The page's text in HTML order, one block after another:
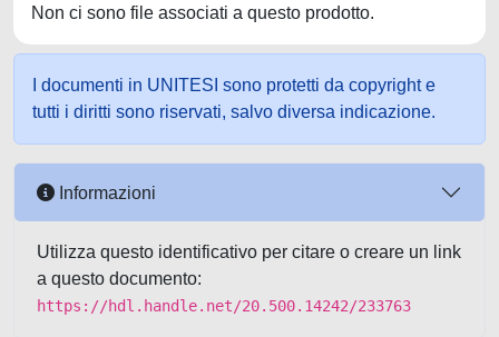
Non ci sono file associati a questo prodotto.
I documenti in UNITESI sono protetti da copyright e
tutti i diritti sono riservati, salvo diversa indicazione.
Informazioni
Utilizza questo identificativo per citare o creare un link
a questo documento:
https://hdl.handle.net/20.500.14242/233763